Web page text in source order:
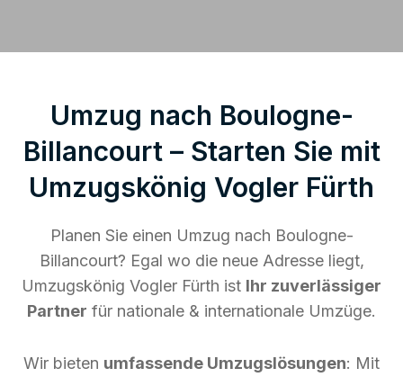
Umzug nach Boulogne-
Billancourt – Starten Sie mit
Umzugskönig Vogler Fürth
Planen Sie einen Umzug nach Boulogne-
Billancourt? Egal wo die neue Adresse liegt,
Umzugskönig Vogler Fürth ist Ihr zuverlässiger
Partner für nationale & internationale Umzüge.
Wir bieten umfassende Umzugslösungen: Mit